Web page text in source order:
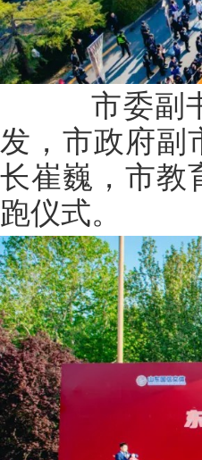
市委副书
发，市政府副
长崔巍，市教
跑仪式。